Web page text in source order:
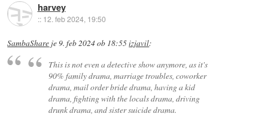
harvey
:: 12. feb 2024, 19:50
SambaShare je9. feb 2024 ob 18:55izjavil:
This is not even a detective show anymore, as it's
90% family drama, marriage troubles, coworker
drama, mail order bride drama, having a kid
drama, fighting with the locals drama, driving
drunk drama, and sister suicide drama.